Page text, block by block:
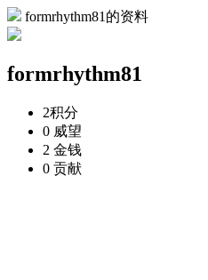
formrhythm81的资料
formrhythm81
2积分
0 威望
2 金钱
0 贡献